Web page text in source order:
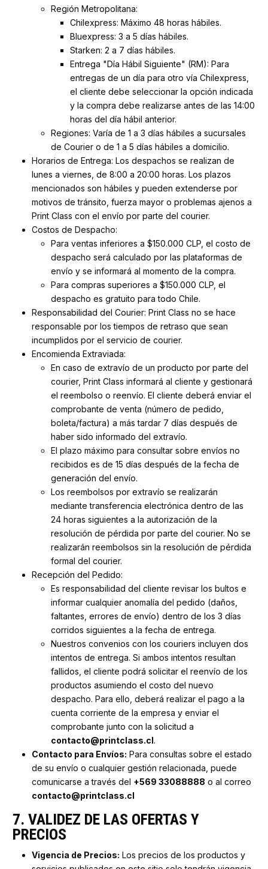
Región Metropolitana:
Chilexpress: Máximo 48 horas hábiles.
Bluexpress: 3 a 5 días hábiles.
Starken: 2 a 7 días hábiles.
Entrega "Día Hábil Siguiente" (RM): Para
entregas de un día para otro vía Chilexpress,
el cliente debe seleccionar la opción indicada
y la compra debe realizarse antes de las 14:00
horas del día hábil anterior.
Regiones: Varía de 1 a 3 días hábiles a sucursales
de Courier o de 1 a 5 días hábiles a domicilio.
Horarios de Entrega: Los despachos se realizan de
lunes a viernes, de 8:00 a 20:00 horas. Los plazos
mencionados son hábiles y pueden extenderse por
motivos de tránsito, fuerza mayor o problemas ajenos a
Print Class con el envío por parte del courier.
Costos de Despacho:
Para ventas inferiores a $150.000 CLP, el costo de
despacho será calculado por las plataformas de
envío y se informará al momento de la compra.
Para compras superiores a $150.000 CLP, el
despacho es gratuito para todo Chile.
Responsabilidad del Courier: Print Class no se hace
responsable por los tiempos de retraso que sean
incumplidos por el servicio de courier.
Encomienda Extraviada:
En caso de extravío de un producto por parte del
courier, Print Class informará al cliente y gestionará
el reembolso o reenvío. El cliente deberá enviar el
comprobante de venta (número de pedido,
boleta/factura) a más tardar 7 días después de
haber sido informado del extravío.
El plazo máximo para consultar sobre envíos no
recibidos es de 15 días después de la fecha de
generación del envío.
Los reembolsos por extravío se realizarán
mediante transferencia electrónica dentro de las
24 horas siguientes a la autorización de la
resolución de pérdida por parte del courier. No se
realizarán reembolsos sin la resolución de pérdida
formal del courier.
Recepción del Pedido:
Es responsabilidad del cliente revisar los bultos e
informar cualquier anomalía del pedido (daños,
faltantes, errores de envío) dentro de los 3 días
corridos siguientes a la fecha de entrega.
Nuestros convenios con los couriers incluyen dos
intentos de entrega. Si ambos intentos resultan
fallidos, el cliente podrá solicitar el reenvío de los
productos asumiendo el costo del nuevo
despacho. Para ello, deberá realizar el pago a la
cuenta corriente de la empresa y enviar el
comprobante junto con la solicitud a
contacto@printclass.cl.
Contacto para Envíos: Para consultas sobre el estado
de su envío o cualquier gestión relacionada, puede
comunicarse a través del +569 33088888 o al correo
contacto@printclass.cl
7. VALIDEZ DE LAS OFERTAS Y
PRECIOS
Vigencia de Precios: Los precios de los productos y